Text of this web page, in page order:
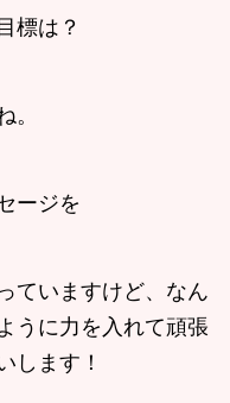
標は？
ージを
いますけど、なん
うに力を入れて頑張
します！